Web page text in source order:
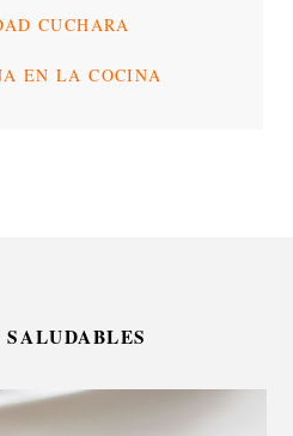
CUCHARA
EN LA COCINA
SALUDABLES